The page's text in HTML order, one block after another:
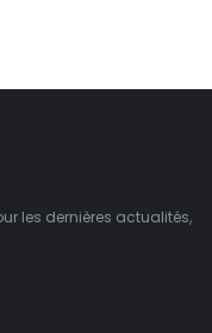
les dernières actualités,